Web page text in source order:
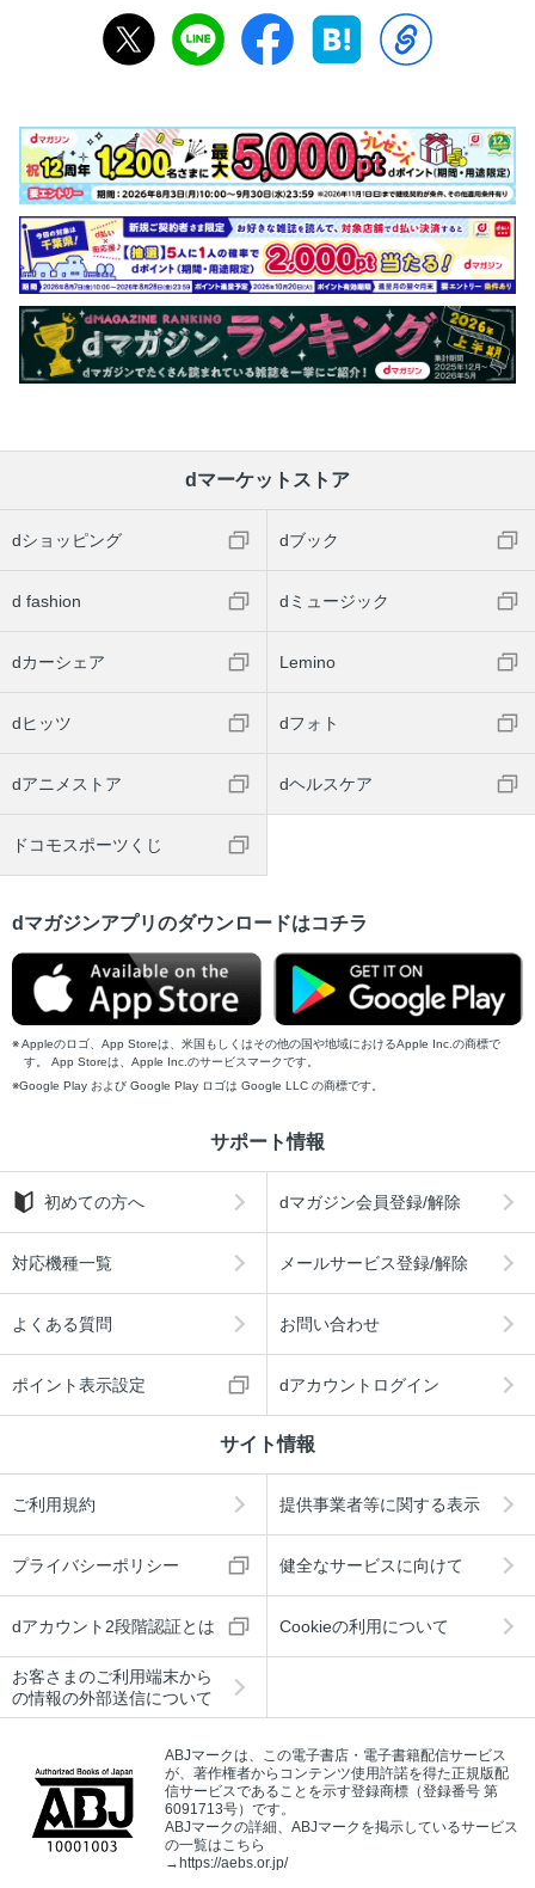
dマーケットストア
dショッピング dブック
d fashion dミュージック
dカーシェア Lemino
dヒッツ dフォト
dアニメストア dヘルスケア
ドコモスポーツくじ
dマガジンアプリのダウンロードはコチラ
Appleのロゴ、App Storeは、米国もしくはその他の国や地域におけるApple Inc.の商標で
す。 App Storeは、Apple Inc.のサービスマークです。
Google Play および Google Play ロゴは Google LLC の商標です。
サポート情報
初めての方へ dマガジン会員登録/解除
対応機種一覧 メールサービス登録/解除
よくある質問 お問い合わせ
ポイント表示設定 dアカウントログイン
サイト情報
ご利用規約 提供事業者等に関する表示
プライバシーポリシー 健全なサービスに向けて
dアカウント2段階認証とは Cookieの利用について
お客さまのご利用端末から
の情報の外部送信について
ABJマークは、この電子書店・電子書籍配信サービス
が、著作権者からコンテンツ使用許諾を得た正規版配
信サービスであることを示す登録商標（登録番号 第
6091713号）です。
ABJマークの詳細、ABJマークを掲示しているサービス
の一覧はこちら
→ https://aebs.or.jp/